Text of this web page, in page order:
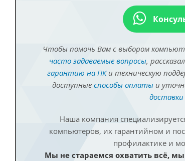
Чтобы помочь Вам с выбором
часто задаваемые вопросы,
гарантию на ПКи техническую
доступные способы оплатыи
Наша компания
компьютеров, их гарантийном и
профилактике и
Мы не стараемся охватить всё,